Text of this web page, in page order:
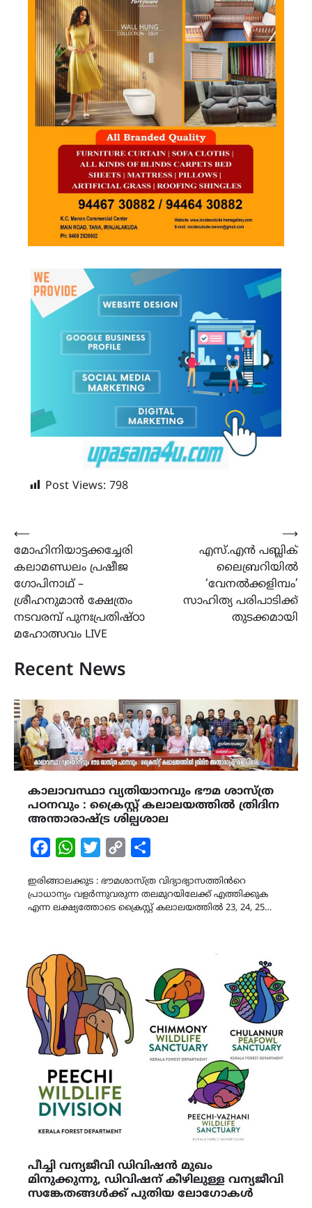
Post Views: 798
Post
navigation
⟵
മോഹിനിയാട്ടക്കച്ചേരി
കലാമണ്ഡലം പ്രഷീജ
ഗോപിനാഥ് –
ശ്രീഹനുമാൻ ക്ഷേത്രം
നടവരമ്പ് പുനഃപ്രതിഷ്ഠാ
മഹോത്സവം LIVE
എസ്.എൻ പബ്ലിക്
ലൈബ്രറിയിൽ
‘വേനൽക്കളിമ്പം’
സാഹിത്യ പരിപാടിക്ക്
തുടക്കമായി
⟶
Recent News
കാലാവസ്ഥാ വ്യതിയാനവും ഭൗമ ശാസ്ത്ര
പഠനവും : ക്രൈസ്റ്റ് കലാലയത്തിൽ ത്രിദിന
അന്താരാഷ്ട്ര ശില്പശാല
FacebookWhatsAppTwitterCopy
ഇരിങ്ങാലക്കുട : ഭൗമശാസ്ത്ര വിദ്യാഭ്യാസത്തിൻറെ
പ്രാധാന്യം വളർന്നുവരുന്ന തലമുറയിലേക്ക് എത്തിക്കുക
എന്ന ലക്ഷ്യത്തോടെ ക്രൈസ്റ്റ് കലാലയത്തിൽ 23, 24, 25…
പീച്ചി വന്യജീവി ഡിവിഷൻ മുഖം
മിനുക്കുന്നു, ഡിവിഷന് കീഴിലുള്ള വന്യജീവി
സങ്കേതങ്ങൾക്ക് പുതിയ ലോഗോകൾ